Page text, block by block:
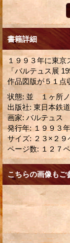
書籍詳細
１９９３年に東
「バルテュス展
作品図版が５１点
状態: 並 １ヶ所ノ
出版社: 東日本鉄
画家: バルテュス
発行年: １９９３年
サイズ: ２３×２９
ページ数: １２７
こちらの画像もご